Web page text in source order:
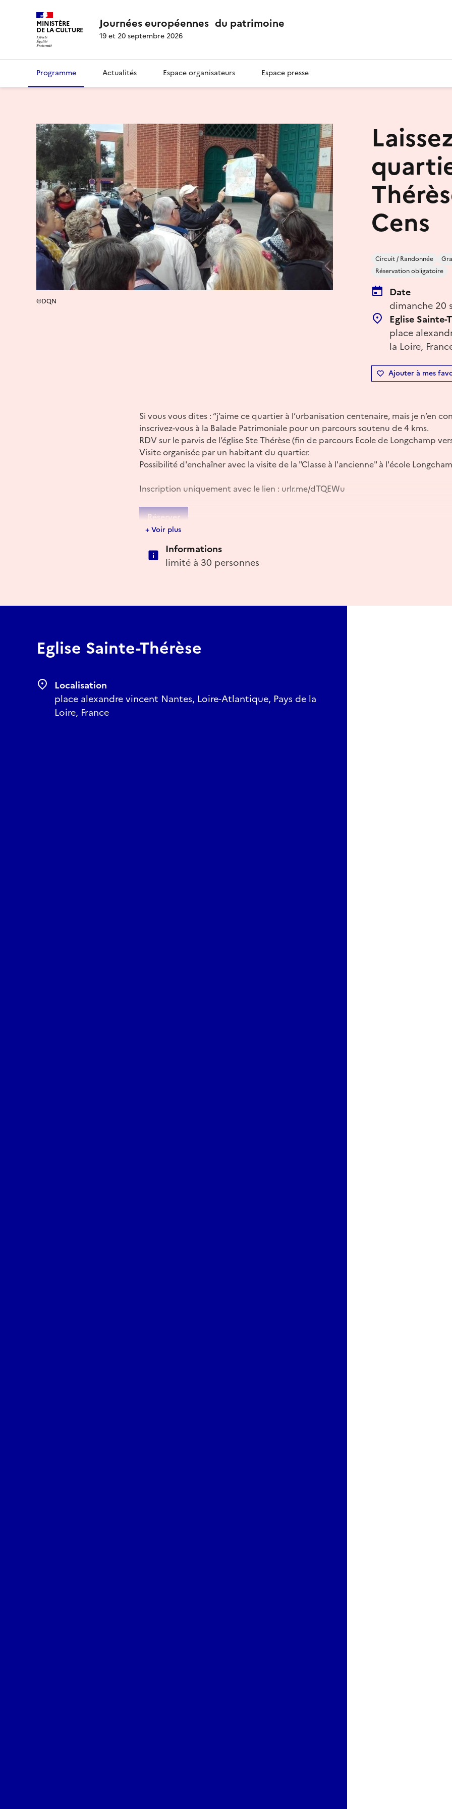
MINISTÈRE
DE LA CULTURE Journées européennes du patrimoine
19 et 20 septembre 2026
Programme Actualités Espace organisateurs Espace presse
Cens
Circuit / Randonnée
Réservation obligatoire
Date
dimanche 20
Eglise Sainte-
place
la Loire,
Ajouter à mes
©DQN
Si vous vous dites : “j’aime ce quartier à l’urbanisation centenaire, mais je n’en
inscrivez-vous à la Balade Patrimoniale pour un parcours soutenu de 4 kms.
RDV sur le parvis de l’église Ste Thérèse (fin de parcours Ecole de Longchamp
Visite organisée par un habitant du quartier.
Possibilité d'enchaîner avec la visite de la "Classe à l'ancienne" à l'école
Inscription uniquement avec le lien : urlr.me/dTQEWu
Réserver
+ Voir plus
Informations
limité à 30 personnes
Eglise Sainte-Thérèse
Localisation
place alexandre vincent Nantes, Loire-Atlantique, Pays de la
Loire, France